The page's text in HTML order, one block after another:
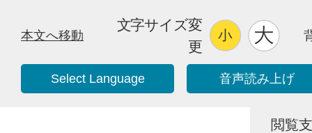
本文へ移動
文字サイズ変
更
Select Language 音声読み上げ
閲覧